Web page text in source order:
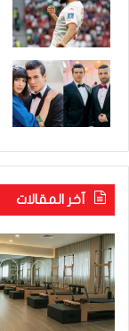
آخر المقالات